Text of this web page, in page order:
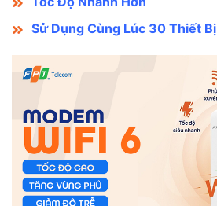
Sử Dụng Cùng Lúc 30 Thiết Bị